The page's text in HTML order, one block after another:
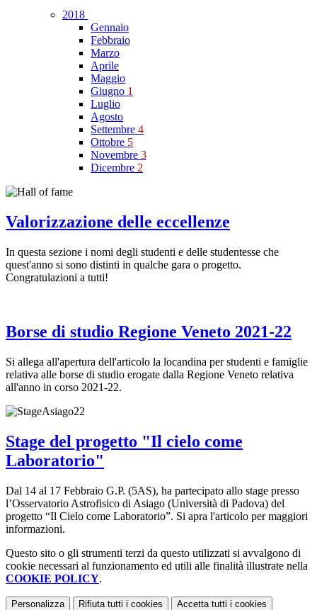
2018
Gennaio
Febbraio
Marzo
Aprile
Maggio
Giugno 1
Luglio
Agosto
Settembre 4
Ottobre 5
Novembre 3
Dicembre 2
Valorizzazione delle eccellenze
In questa sezione i nomi degli studenti e delle studentesse che
quest'anno si sono distinti in qualche gara o progetto.
Congratulazioni a tutti!
Borse di studio Regione Veneto 2021-22
Si allega all'apertura dell'articolo la locandina per studenti e famiglie
relativa alle borse di studio erogate dalla Regione Veneto relativa
all'anno in corso 2021-22.
Stage del progetto "Il cielo come
Laboratorio"
Dal 14 al 17 Febbraio G.P. (5AS), ha partecipato allo stage presso
l’Osservatorio Astrofisico di Asiago (Università di Padova) del
progetto “Il Cielo come Laboratorio”. Si apra l'articolo per maggiori
informazioni.
Questo sito o gli strumenti terzi da questo utilizzati si avvalgono di
cookie necessari al funzionamento ed utili alle finalità illustrate nella
COOKIE POLICY.
Personalizza Rifiuta tutti i cookies Accetta tutti i cookies